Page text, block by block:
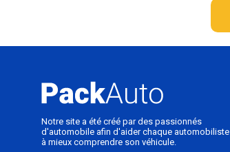
Notre site a été créé par des passionnés
d'automobile afin d'aider chaque automobiliste
à mieux comprendre son véhicule.